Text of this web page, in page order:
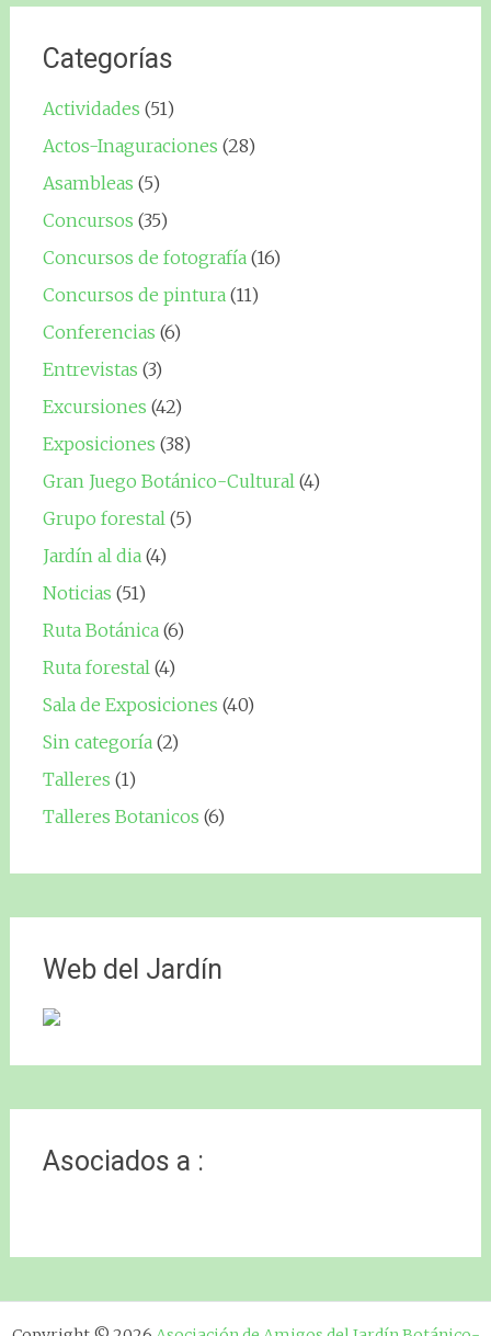
Categorías
Actividades (51)
Actos-Inaguraciones (28)
Asambleas (5)
Concursos (35)
Concursos de fotografía(16)
Concursos de pintura(11)
Conferencias (6)
Entrevistas (3)
Excursiones (42)
Exposiciones (38)
Gran Juego Botánico-Cultural(4)
Grupo forestal(5)
Jardín al dia(4)
Noticias (51)
Ruta Botánica(6)
Ruta forestal(4)
Sala de Exposiciones (40)
Sin categoría(2)
Talleres (1)
Talleres Botanicos (6)
Web del Jardín
Asociados a :